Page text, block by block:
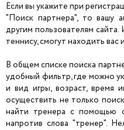
Если вы укажите при
"Поиск партнера", то вашу
другим пользователям
теннису, смогут находить вас
В общем списке поиска
удобный фильтр, где можно
и вид игры, возраст, время
осуществить не только
найти тренера с помощью
напротив слова "тренер".